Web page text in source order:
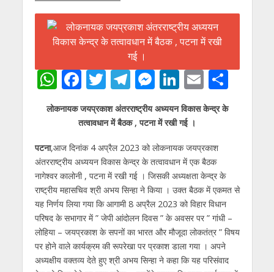
W
h
at
A
p
p
F
ac
e
b
o
o
k
T
w
itt
er
T
el
e
gr
a
m
M
e
ss
e
n
g
er
Li
n
k
dI
n
E
m
ai
S
h
ar
लोकनायक जयप्रकाश अंतरराष्ट्रीय अध्ययन विकास केन्द्र के
तत्वावधान में बैठक , पटना में रखी गई ।
पटना,आज दिनांक 4 अप्रैल 2023 को लोकनायक जयप्रकाश
अंतरराष्ट्रीय अध्ययन विकास केन्द्र के तत्वावधान में एक बैठक
नागेश्वर कालोनी , पटना में रखी गई । जिसकी अध्यक्षता केन्द्र के
राष्ट्रीय महासचिव श्री अभय सिन्हा ने किया । उक्त बैठक में एकमत से
यह निर्णय लिया गया कि आगामी 8 अप्रैल 2023 को विहार विधान
परिषद के सभागार में ” जेपी आंदोलन दिवस ” के अवसर पर ” गांधी –
लोहिया – जयप्रकाश के सपनों का भारत और मौजूदा लोकतंत्र ” विषय
पर होने वाले कार्यक्रम की रूपरेखा पर प्रकाश डाला गया । अपने
अध्यक्षीय वक्तव्य देते हुए श्री अभय सिन्हा ने कहा कि यह परिसंवाद